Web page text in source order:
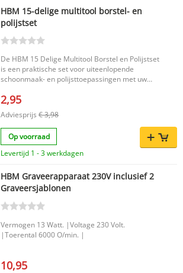
HBM 15-delige multitool borstel- en
polijstset
De HBM 15 Delige Multitool Borstel en Polijstset
is een praktische set voor uiteenlopende
schoonmaak- en polijsttoepassingen met uw
beschikt u over meerdere borstels en
polijstaccessoires in één set, zodat u eenvoudig
wisselt tussen verschillende werkzaamheden.
Belangrijkste voordelen 15-delige set voor
veelzijdig gebruik met een multitool Geschikt
voor zowel borstelen als polijsten Handige set
voor verschillende toepassingen in één
Producttype: Multitool borstel- en polijstset
Aantal delen: 15 EAN code: 7435125226210 Met
deze HBM multitool borstel en polijstset haalt u
een complete en praktische accessoire-set in
huis voor diverse klussen. Een overzichtelijke
oplossing wanneer u op zoek bent naar een
veelzijdige set voor uw multitool.
2,95
Adviesprijs € 3,98
Op voorraad
Levertijd 1 - 3 werkdagen
HBM Graveerapparaat 230V inclusief 2
Graveersjablonen
Vermogen 13 Watt. |Voltage 230 Volt.
|Toerental 6000 O/min. |
10,95